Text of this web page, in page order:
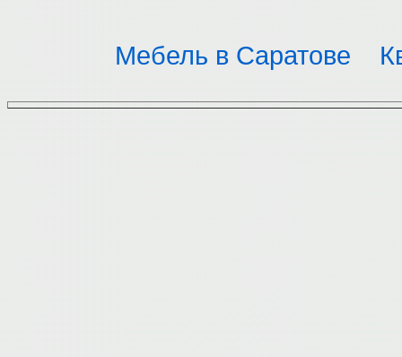
Мебель в Саратове